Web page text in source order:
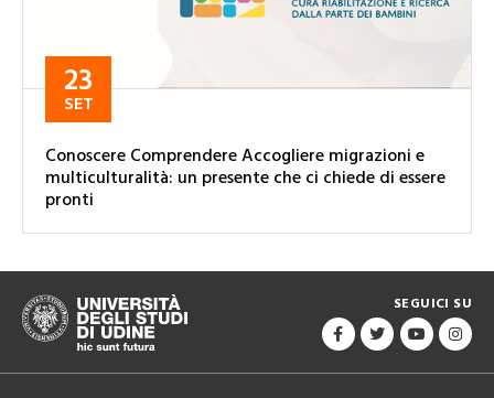
23
SET
Conoscere Comprendere Accogliere migrazioni e
multiculturalità: un presente che ci chiede di essere
pronti
SEGUICI SU